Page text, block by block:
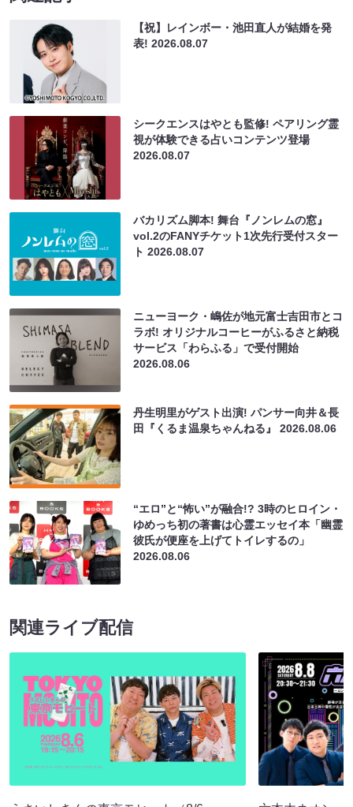
【祝】レインボー・池田直人が結婚を発
表!2026.08.07
シークエンスはやとも監修! ペアリング霊
視が体験できる占いコンテンツ登場
2026.08.07
バカリズム脚本! 舞台『ノンレムの窓』
vol.2のFANYチケット1次先行受付スター
ト2026.08.07
ニューヨーク・嶋佐が地元富士吉田市とコ
ラボ! オリジナルコーヒーがふるさと納税
サービス「わらふる」で受付開始
2026.08.06
丹生明里がゲスト出演! パンサー向井＆長
田『くるま温泉ちゃんねる』2026.08.06
“エロ”と“怖い”が融合!? 3時のヒロイン・
ゆめっち初の著書は心霊エッセイ本「幽霊
彼氏が便座を上げてトイレするの」
2026.08.06
関連ライブ配信